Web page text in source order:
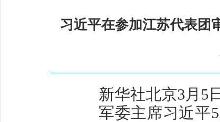
习近平在参加江苏代表团
新华社北京3月5
军委主席习近平